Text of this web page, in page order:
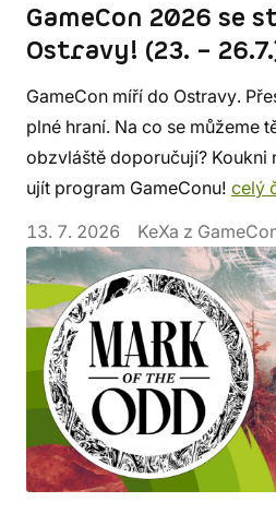
GameCon 2026 se
Ostravy! (23. –
GameCon míří do Ostravy.
plné hraní. Na co se můžeme
obzvláště doporučují? Koukni
ujít program GameConu! celý
13. 7. 2026
KeXa z